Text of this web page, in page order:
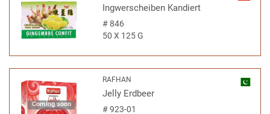
Ingwerscheiben Kandiert
#846
50 X 125 G
Coming soon
RAFHAN
Jelly Erdbeer
#923-01